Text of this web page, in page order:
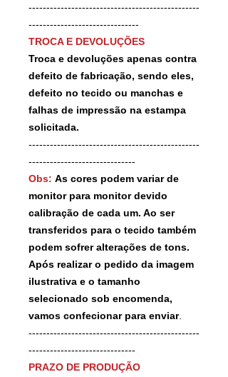
------------------------------------------------
-------------------------------
TROCA E DEVOLUÇÕES
Troca e devoluções apenas contra
defeito de fabricação, sendo eles,
defeito no tecido ou manchas e
falhas de impressão na estampa
solicitada.
------------------------------------------------
------------------------------
Obs: As cores podem variar de
monitor para monitor devido
calibração de cada um. Ao ser
transferidos para o tecido também
podem sofrer alterações de tons.
Após realizar o pedido da imagem
ilustrativa e o tamanho
selecionado sob encomenda,
vamos confecionar para enviar.
------------------------------------------------
------------------------------
PRAZO DE PRODUÇÃO